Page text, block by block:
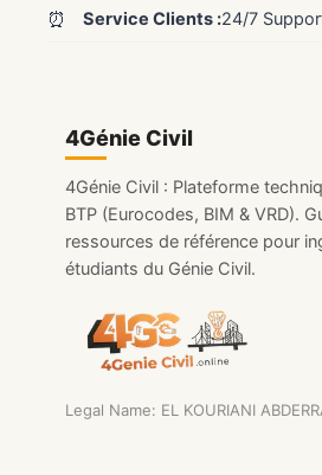
4Génie Civil
4Génie Civil : Plateforme
BTP (Eurocodes, BIM & VRD).
ressources de référence pour
étudiants du Génie Civil.
Legal Name: EL KOURIANI
⏰ Service Clients :24/7